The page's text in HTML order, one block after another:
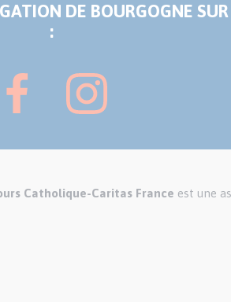
DE BOURGOGNE SUR
:
Catholique-Caritas France est une